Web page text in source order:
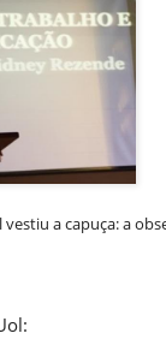
a capuça: a